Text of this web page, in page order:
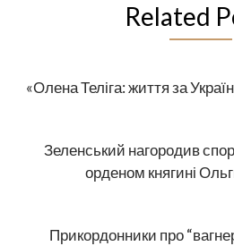
Related
«Олена Теліга: життя за
Зеленський нагородив
орденом княгині
Прикордонники про